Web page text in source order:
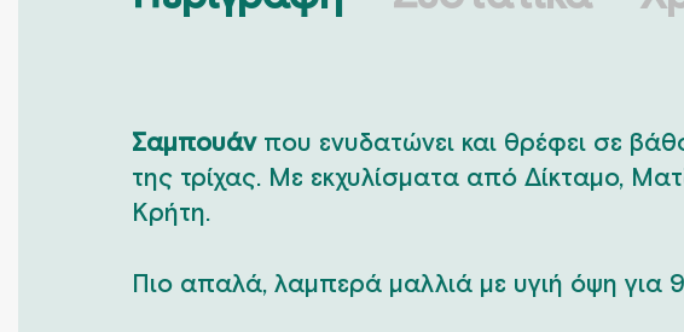
Σαμπουάνπου ενυδατώνει και θρέφει σε
της τρίχας. Mε εκχυλίσματα από Δίκταμο,
Κρήτη.
Πιο απαλά, λαμπερά μαλλιά με υγιή όψη για